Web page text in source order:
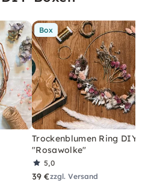
Box
Trockenblumen Ring DIY-
"Rosawolke"
5,0
39 €zzgl. Versand